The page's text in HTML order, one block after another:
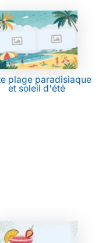
plage paradisiaque
et soleil d'été